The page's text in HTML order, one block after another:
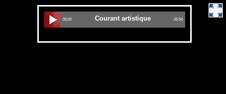
00:00 06:54
Courant artistique